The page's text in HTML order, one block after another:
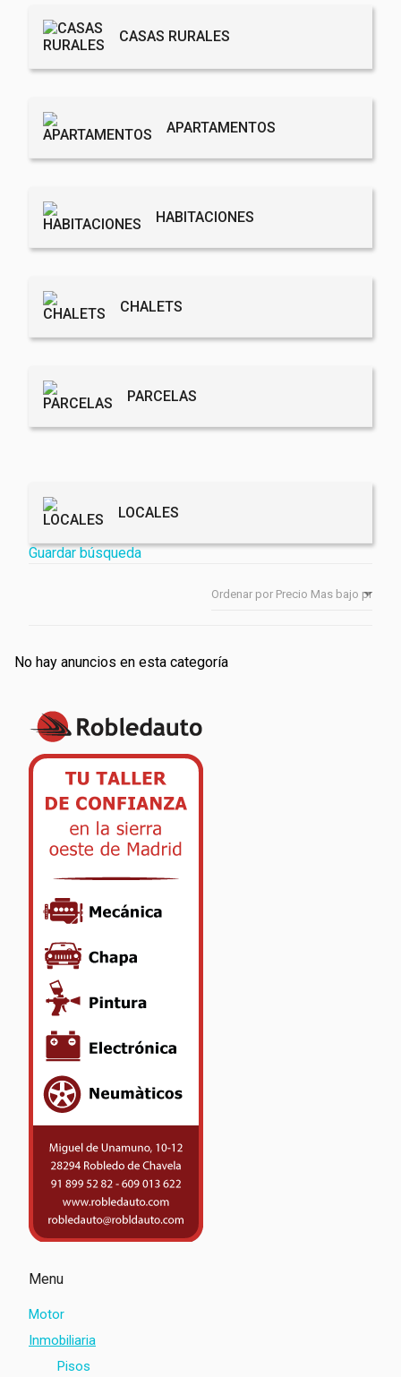
CASAS RURALES
APARTAMENTOS
HABITACIONES
CHALETS
PARCELAS
LOCALES
Guardar búsqueda
No hay anuncios en esta categoría
Menu
Motor
Inmobiliaria
Pisos